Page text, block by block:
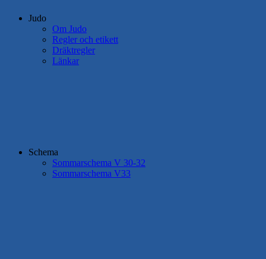
Judo
Om Judo
Regler och etikett
Dräktregler
Länkar
Schema
Sommarschema V 30-32
Sommarschema V33